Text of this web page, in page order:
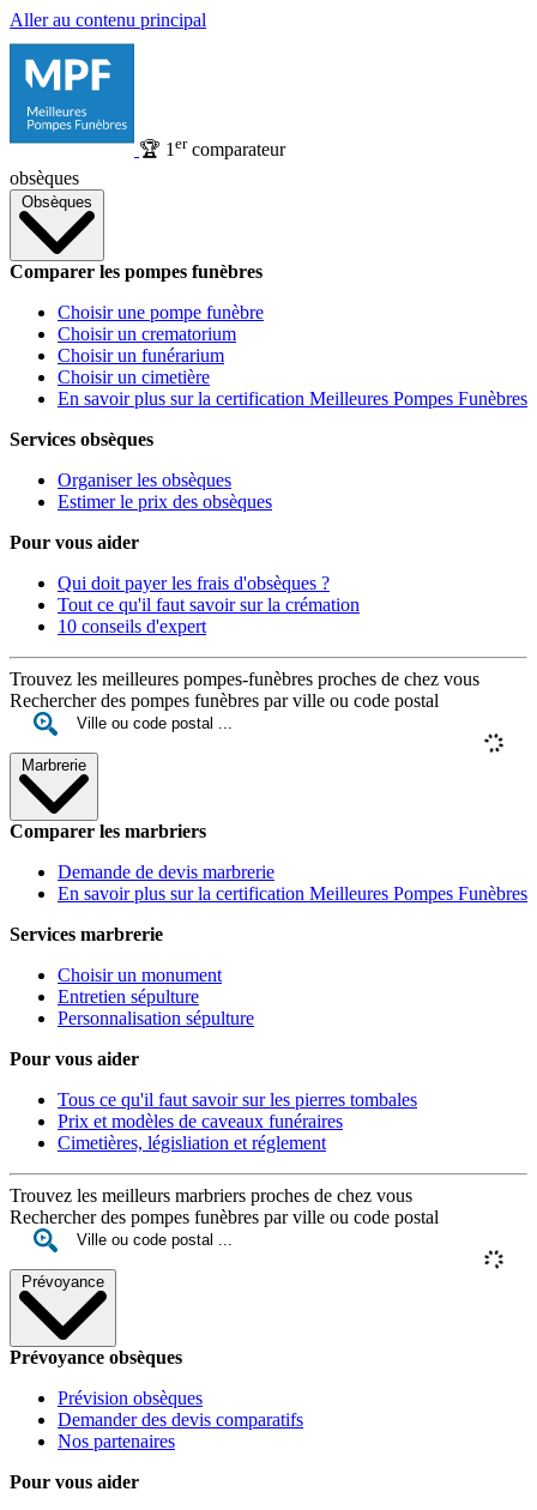
Aller au contenu principal
🏆 1 ercomparateur
obsèques
Obsèques
Comparer les pompes funèbres
Choisir une pompe funèbre
Choisir un crematorium
Choisir un funérarium
Choisir un cimetière
En savoir plus sur la certification Meilleures Pompes Funèbres
Services obsèques
Organiser les obsèques
Estimer le prix des obsèques
Pour vous aider
Qui doit payer les frais d'obsèques ?
Tout ce qu'il faut savoir sur la crémation
10 conseils d'expert
Trouvez les meilleures pompes-funèbres proches de chez vous
Rechercher des pompes funèbres par ville ou code postal
Marbrerie
Comparer les marbriers
Demande de devis marbrerie
En savoir plus sur la certification Meilleures Pompes Funèbres
Services marbrerie
Choisir un monument
Entretien sépulture
Personnalisation sépulture
Pour vous aider
Tous ce qu'il faut savoir sur les pierres tombales
Prix et modèles de caveaux funéraires
Cimetières, législiation et réglement
Trouvez les meilleurs marbriers proches de chez vous
Rechercher des pompes funèbres par ville ou code postal
Prévoyance
Prévoyance obsèques
Prévision obsèques
Demander des devis comparatifs
Nos partenaires
Pour vous aider